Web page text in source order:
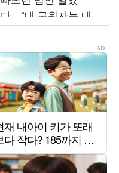
다…“내 구원자는 내
남편” (‘유부녀 킬러’)